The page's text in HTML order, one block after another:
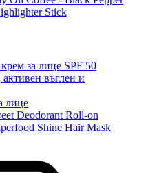
Stick
за лице SPF 50
въглен и
лице
Deodorant Roll-on
Shine Hair Mask